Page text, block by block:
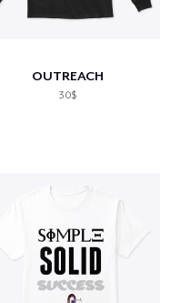
OUTREACH
30$